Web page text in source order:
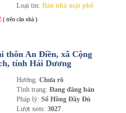
Loại tin: Bán nhà mặt phố
( trên căn nhà )
thôn An Điền, xã Cộng
tỉnh Hải Dương
Hướng: Chưa rõ
Tình trạng: Đang đăng bán
Pháp lý: Sổ Hồng Đầy Đủ
Lượt xem: 3027